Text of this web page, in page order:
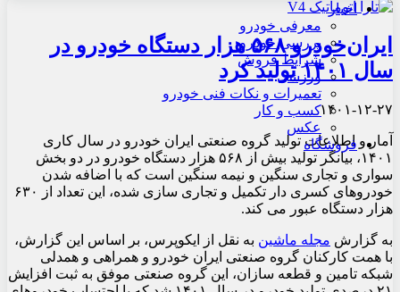
اخبار
معرفی خودرو
بررسی خودرو
شرایط فروش
ورزشی
تعمیرات و نکات فنی خودرو
کسب و کار
عکس
فروشگاه
ایران‌خودرو ۵۶۸ هزار دستگاه خودرو در
سال ۱۴۰۱ تولید کرد
۱۴۰۱-۱۲-۲۷
آمار و اطلاعات تولید گروه صنعتی ایران خودرو در سال کاری
۱۴۰۱، بیانگر تولید بیش از ۵۶۸ هزار دستگاه خودرو در دو بخش
سواری و تجاری سنگین و نیمه سنگین است که با اضافه شدن
خودروهای کسری دار تکمیل و تجاری سازی شده، این تعداد از ۶۳۰
هزار دستگاه عبور می کند.
به گزارش مجله ماشین به نقل از ایکوپرس، بر اساس این گزارش،
با همت کارکنان گروه صنعتی ایران خودرو و همراهی و همدلی
شبکه تامین و قطعه سازان، این گروه صنعتی موفق به ثبت افزایش